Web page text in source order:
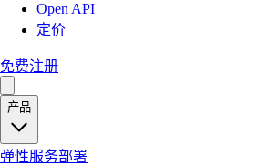
Open API
定价
免费注册
产品
弹性服务部署